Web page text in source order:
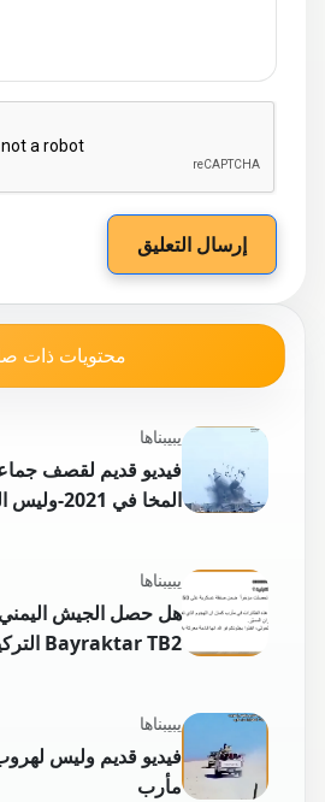
إرسال التعليق
محتويات ذات
يبيبناها
فيديو قديم لقصف
المخا في 2021-وليس اليوم
يبيبناها
Bayraktar TB2 التركية ؟
يبيبناها
فيديو قديم وليس
مأرب